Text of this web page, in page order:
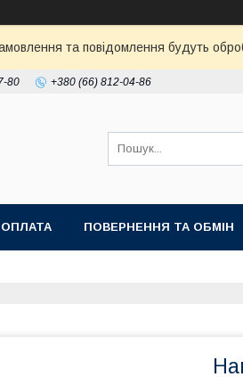
та повідомлення будуть
80 +380 (66) 812-04-86
ПОВЕРНЕННЯ ТА ОБМІН